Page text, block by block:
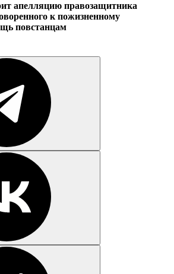
апелляцию правозащитника
к пожизненному
повстанцам